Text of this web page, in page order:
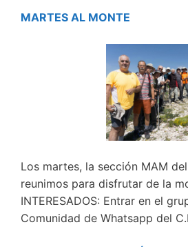
MARTES AL MONTE
Los martes, la sección MAM
reunimos para disfrutar de la
INTERESADOS: Entrar en el
Comunidad de Whatsapp del